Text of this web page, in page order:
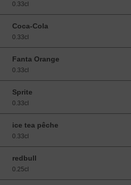
0.33cl
Coca-Cola
0.33cl
Fanta Orange
0.33cl
Sprite
0.33cl
ice tea pêche
0.33cl
redbull
0.25cl